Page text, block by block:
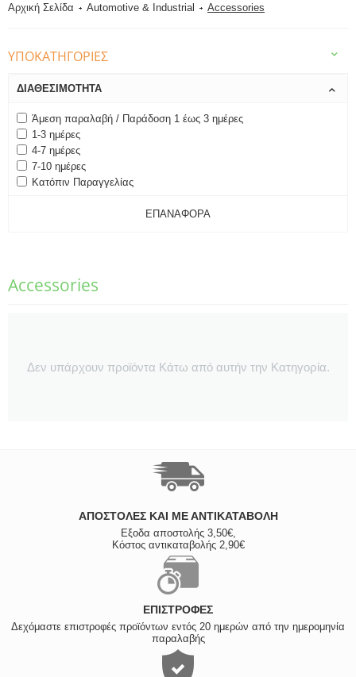
Αρχική Σελίδα Automotive & Industrial Accessories
ΥΠΟΚΑΤΗΓΟΡΊΕΣ
ΔΙΑΘΕΣΙΜΌΤΗΤΑ
Άμεση παραλαβή / Παράδοση 1 έως 3 ημέρες
1-3 ημέρες
4-7 ημέρες
7-10 ημέρες
Κατόπιν Παραγγελίας
ΕΠΑΝΑΦΟΡΆ
Accessories
Δεν υπάρχουν προϊόντα Κάτω από αυτήν την Κατηγορία.
ΑΠΟΣΤΟΛΈΣ ΚΑΙ ΜΕ ΑΝΤΙΚΑΤΑΒΟΛΗ
Εξοδα αποστολής 3,50€,
Κόστος αντικαταβολής 2,90€
ΕΠΙΣΤΡΟΦΈΣ
Δεχόμαστε επιστροφές προϊόντων εντός 20 ημερών από την ημερομηνία
παραλαβής